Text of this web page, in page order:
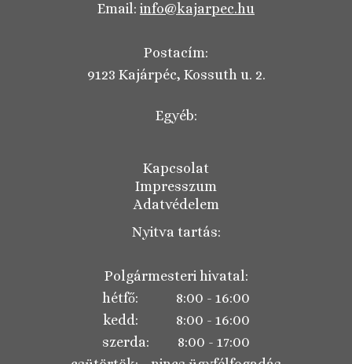
Email: info@kajarpec.hu
Postacím:
9123 Kajárpéc, Kossuth u. 2.
Egyéb:
Kapcsolat
Impresszum
Adatvédelem
Nyitva tartás:
Polgármesteri hivatal:
hétfő: 8:00 - 16:00
kedd: 8:00 - 16:00
szerda: 8:00 - 17:00